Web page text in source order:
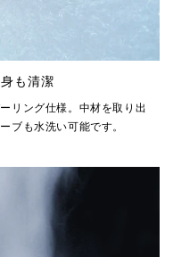
も清潔
リング仕様。中材を取り出
ブも水洗い可能です。